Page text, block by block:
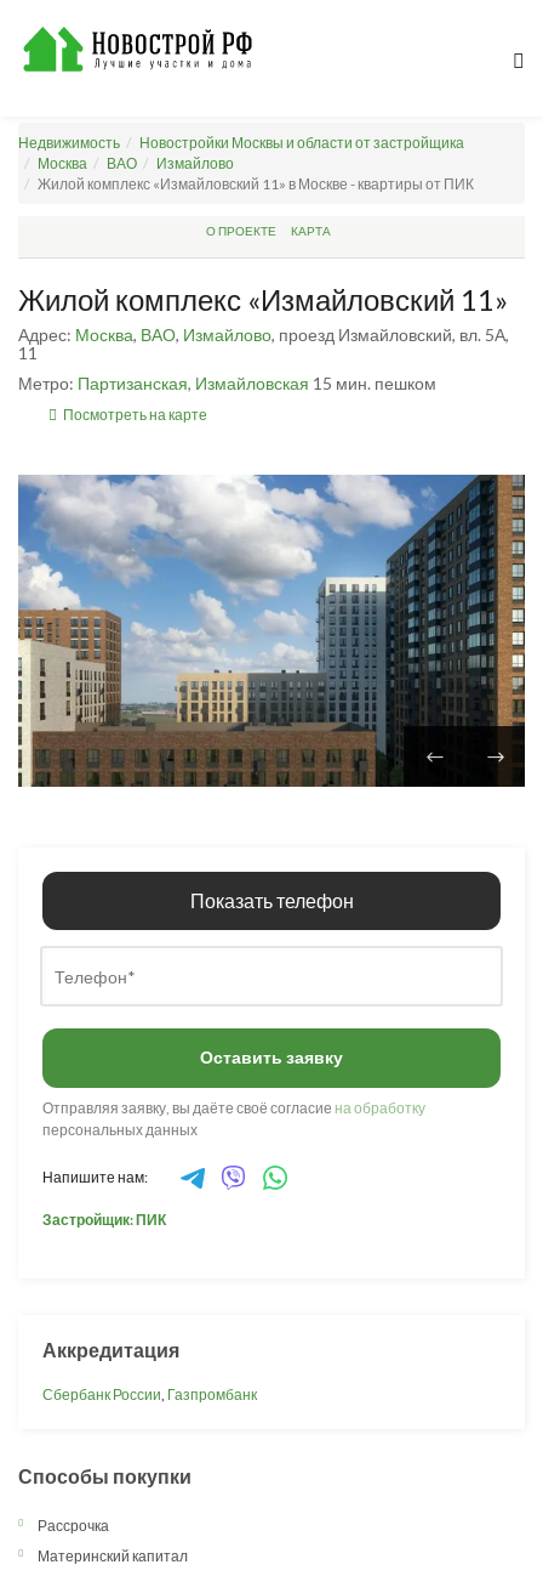
Недвижимость
Новостройки Москвы и области от застройщика
Москва
ВАО
Измайлово
Жилой комплекс «Измайловский 11» в Москве - квартиры от ПИК
О ПРОЕКТЕ КАРТА
Жилой комплекс «Измайловский 11»
Адрес: Москва, ВАО, Измайлово, проезд Измайловский, вл. 5А,
11
Метро: Партизанская, Измайловская 15 мин. пешком
Посмотреть на карте
Показать телефон
Оставить заявку
Отправляя заявку, вы даёте своё согласие на обработку
персональных данных
Напишите нам:
Застройщик: ПИК
Аккредитация
Сбербанк России, Газпромбанк
Способы покупки
Рассрочка
Материнский капитал